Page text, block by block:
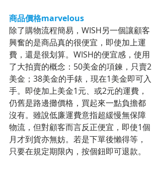
商品價格marvelous
除了購物流程簡易，WISH另一個讓顧客
興奮的是商品真的很便宜，即使加上運
費，還是很划算。WISH的便宜感，使用
了大拍賣的概念：50美金的項鍊，只賣2
美金；38美金的手錶，現在1美金即可入
手。即使加上美金1元、或2元的運費，
仍舊是路邊攤價格，買起來一點負擔都
沒有。雖說低廉運費意指超緩慢無保障
物流，但對顧客而言反正便宜，即使1個
月才到貨亦無妨。若是下單後懶得等，
只要在規定期限內，按個鈕即可退款。